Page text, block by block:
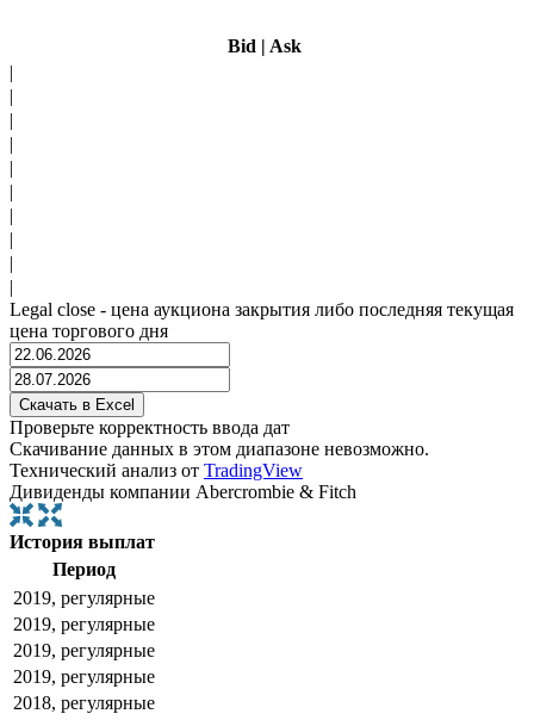
Bid | Ask
|
|
|
|
|
|
|
|
|
|
Legal close - цена аукциона закрытия либо последняя текущая
цена торгового дня
Проверьте корректность ввода дат
Скачивание данных в этом диапазоне невозможно.
Технический анализ от TradingView
Дивиденды компании Abercrombie & Fitch
История выплат
Период
2019, регулярные
2019, регулярные
2019, регулярные
2019, регулярные
2018, регулярные